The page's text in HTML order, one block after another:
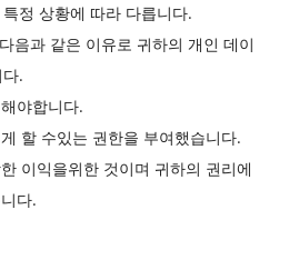
정 상황에 따라 다릅니다.
음과 같은 이유로 귀하의 개인 데이
.
야합니다.
할 수있는 권한을 부여했습니다.
이익을위한 것이며 귀하의 권리에
다.